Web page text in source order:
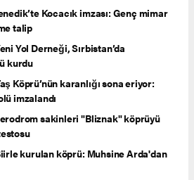
Kocacık imzası: Genç mimar
talip
Yol Derneği, Sırbistan’da
kurdu
Köprü’nün karanlığı sona eriyor:
imzalandı
sakinleri "Bliznak" köprüyü
kurulan köprü: Muhsine Arda'dan